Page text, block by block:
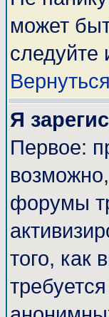
может
следуйте
Я
Первое:
форумы
того, как